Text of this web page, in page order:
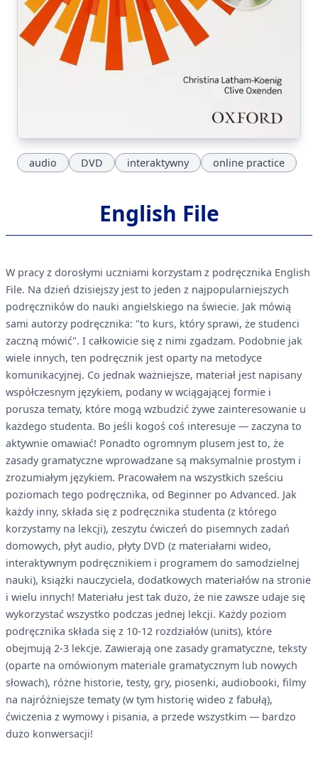
audio DVD interaktywny online practice
English File
W pracy z dorosłymi uczniami korzystam z podręcznika English
File. Na dzień dzisiejszy jest to jeden z najpopularniejszych
podręczników do nauki angielskiego na świecie. Jak mówią
sami autorzy podręcznika: "to kurs, który sprawi, że studenci
zaczną mówić". I całkowicie się z nimi zgadzam. Podobnie jak
wiele innych, ten podręcznik jest oparty na metodyce
komunikacyjnej. Co jednak ważniejsze, materiał jest napisany
współczesnym językiem, podany w wciągającej formie i
porusza tematy, które mogą wzbudzić żywe zainteresowanie u
każdego studenta. Bo jeśli kogoś coś interesuje — zaczyna to
aktywnie omawiać! Ponadto ogromnym plusem jest to, że
zasady gramatyczne wprowadzane są maksymalnie prostym i
zrozumiałym językiem. Pracowałem na wszystkich sześciu
poziomach tego podręcznika, od Beginner po Advanced. Jak
każdy inny, składa się z podręcznika studenta (z którego
korzystamy na lekcji), zeszytu ćwiczeń do pisemnych zadań
domowych, płyt audio, płyty DVD (z materiałami wideo,
interaktywnym podręcznikiem i programem do samodzielnej
nauki), książki nauczyciela, dodatkowych materiałów na stronie
i wielu innych! Materiału jest tak dużo, że nie zawsze udaje się
wykorzystać wszystko podczas jednej lekcji. Każdy poziom
podręcznika składa się z 10-12 rozdziałów (units), które
obejmują 2-3 lekcje. Zawierają one zasady gramatyczne, teksty
(oparte na omówionym materiale gramatycznym lub nowych
słowach), różne historie, testy, gry, piosenki, audiobooki, filmy
na najróżniejsze tematy (w tym historię wideo z fabułą),
ćwiczenia z wymowy i pisania, a przede wszystkim — bardzo
dużo konwersacji!